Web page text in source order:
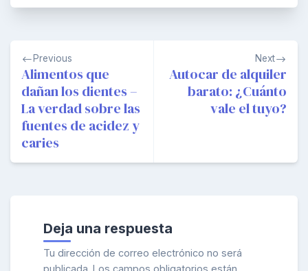
Navegación
de
entradas
Previous
Alimentos que
dañan los dientes –
La verdad sobre las
fuentes de acidez y
caries
Next
Autocar de alquiler
barato: ¿Cuánto
vale el tuyo?
Deja una respuesta
Tu dirección de correo electrónico no será